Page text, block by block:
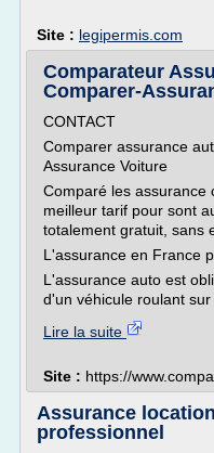
Site : legipermis.com
Comparateur
Comparer-
CONTACT
Comparer assurance
Assurance Voiture
Comparé les assurance
meilleur tarif pour sont
totalement gratuit, sans
L'assurance en France
L'assurance auto est
d'un véhicule roulant sur
Lire la suite
Site : https://
Assurance
professionnel